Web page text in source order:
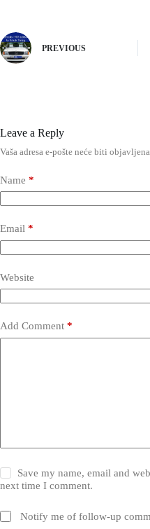
PREVIOUS
Leave a Reply
Vaša adresa e-pošte neće biti objavljena.
Name *
Email *
Website
Add Comment *
Save my name, email and
next time I comment.
Notify me of follow-up